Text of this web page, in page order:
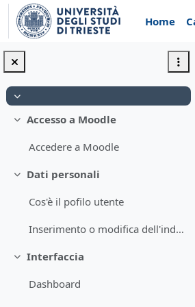
Vai al contenuto principale
Home
Minimizza
Minimizza
Accesso a Moodle
Accedere a Moodle
Minimizza
Dati personali
Cos'è il pofilo utente
Inserimento o modifica dell'indirizzo email
Minimizza
Interfaccia
Dashboard